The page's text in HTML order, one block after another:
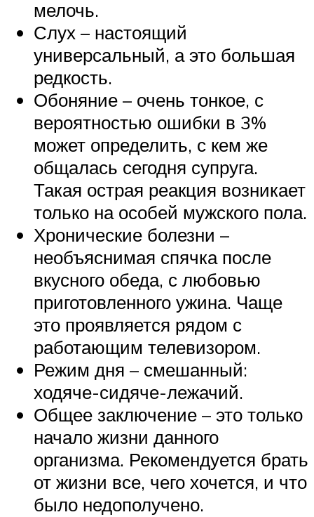
мелочь.
Слух – настоящий
универсальный, а это большая
редкость.
Обоняние – очень тонкое, с
вероятностью ошибки в 3%
может определить, с кем же
общалась сегодня супруга.
Такая острая реакция возникает
только на особей мужского пола.
Хронические болезни –
необъяснимая спячка после
вкусного обеда, с любовью
приготовленного ужина. Чаще
это проявляется рядом с
работающим телевизором.
Режим дня – смешанный:
ходяче-сидяче-лежачий.
Общее заключение – это только
начало жизни данного
организма. Рекомендуется брать
от жизни все, чего хочется, и что
было недополучено.